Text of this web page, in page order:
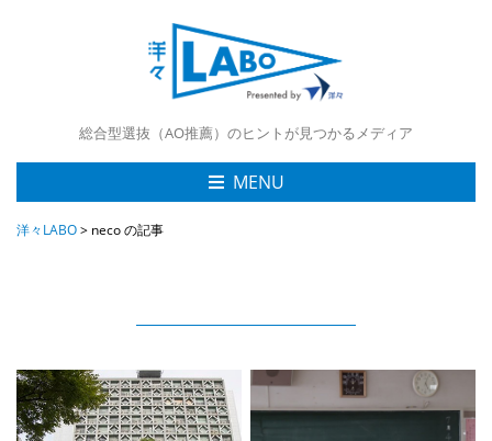
総合型選抜（AO推薦）のヒントが見つかるメディア
MENU
洋々LABO> neco の記事